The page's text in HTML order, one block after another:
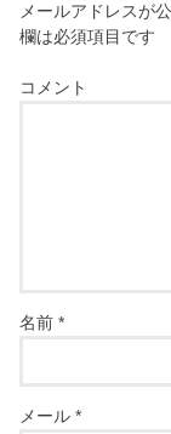
メールアドレスが
欄は必須項目です
コメント
名前*
メール*